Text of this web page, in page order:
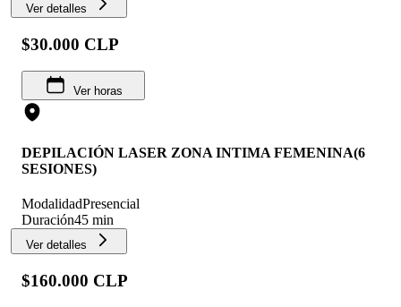
Ver detalles
$30.000 CLP
Ver horas
DEPILACIÓN LASER ZONA INTIMA FEMENINA(6
SESIONES)
ModalidadPresencial
Duración45 min
Ver detalles
$160.000 CLP